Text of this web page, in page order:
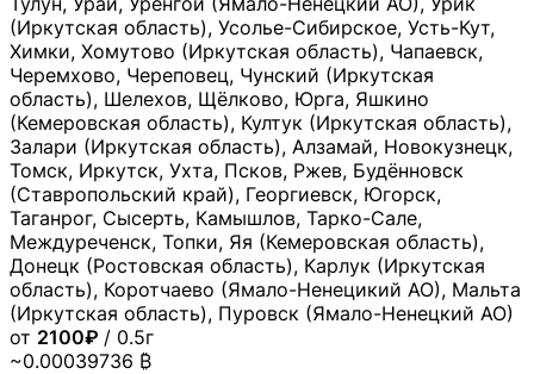
(Иркутская область), Усолье-Сибирское, Усть-Кут,
Химки, Хомутово (Иркутская область), Чапаевск,
Черемхово, Череповец, Чунский (Иркутская
область), Шелехов, Щёлково, Юрга, Яшкино
(Кемеровская область), Култук (Иркутская область),
Залари (Иркутская область), Алзамай, Новокузнецк,
Томск, Иркутск, Ухта, Псков, Ржев, Будённовск
(Ставропольский край), Георгиевск, Югорск,
Таганрог, Сысерть, Камышлов, Тарко-Сале,
Междуреченск, Топки, Яя (Кемеровская область),
Донецк (Ростовская область), Карлук (Иркутская
область), Коротчаево (Ямало-Ненецикий АО), Мальта
(Иркутская область), Пуровск (Ямало-Ненецкий АО)
от 2100₽ / 0.5г
~0.00039736 ₿